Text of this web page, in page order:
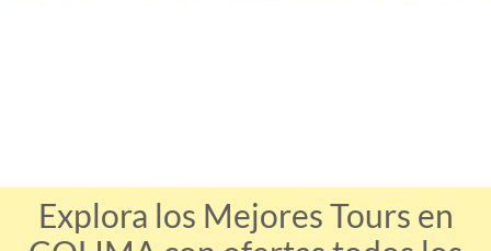
Explora los Mejores Tours en